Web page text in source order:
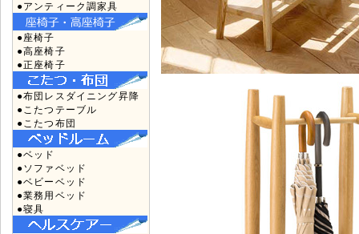
●アンティーク調家具
●座椅子
●高座椅子
●正座椅子
●布団レスダイニング昇降
●こたつテーブル
●こたつ布団
●ベッド
●ソファベッド
●ベビーベッド
●業務用ベッド
●寝具